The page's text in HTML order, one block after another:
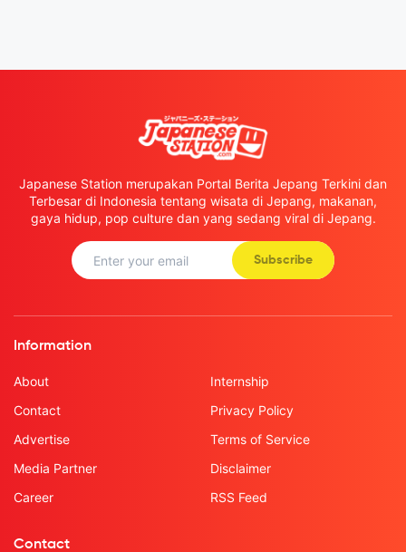
Japanese Station merupakan Portal Berita Jepang Terkini dan
Terbesar di Indonesia tentang wisata di Jepang, makanan,
gaya hidup, pop culture dan yang sedang viral di Jepang.
Subscribe
Information
About
Contact
Advertise
Media Partner
Career
Internship
Privacy Policy
Terms of Service
Disclaimer
RSS Feed
Contact